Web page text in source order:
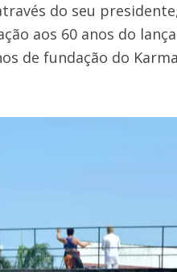
do seu
aos 60 anos do
de fundação do